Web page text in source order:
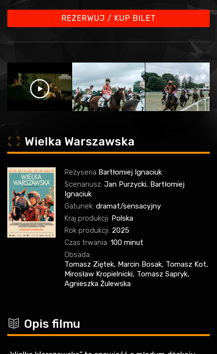
REZERWUJ / KUP BILET
o Wielka Warszawska
Reżyseria Bartłomiej Ignaciuk
Scenariusz: Jan Purzycki, Bartłomiej
Ignaciuk
Gatunek: dramat/sensacyjny
Kraj produkcji: Polska
Rok produkcji: 2025
Czas trwania: 100 minut
Obsada:
Tomasz Ziętek, Marcin Bosak, Tomasz Kot,
Mirosław Kropielnicki, Tomasz Sapryk,
Agnieszka Żulewska
c Opis filmu